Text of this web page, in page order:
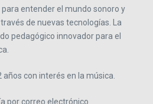
entender el mundo sonoro y
de nuevas tecnologías. La
pedagógico innovador para el
años con interés en la música.
por correo electrónico